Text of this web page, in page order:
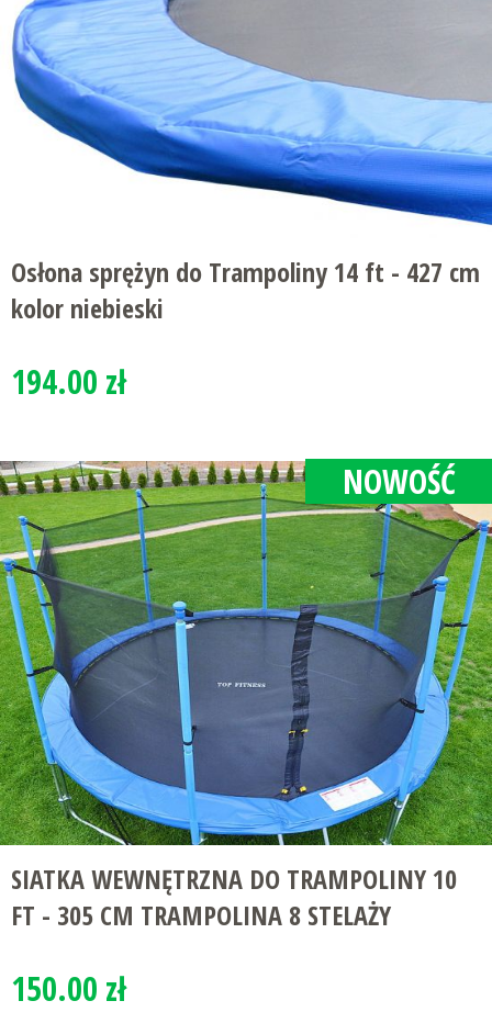
Osłona sprężyn do Trampoliny 14 ft - 427 cm
kolor niebieski
194.00 zł
NOWOŚĆ
SIATKA WEWNĘTRZNA DO TRAMPOLINY 10
FT - 305 CM TRAMPOLINA 8 STELAŻY
150.00 zł